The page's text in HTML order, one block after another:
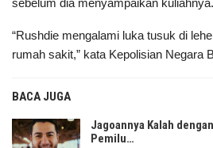
sebelum dia menyampaikan kuliahnya.
“Rushdie mengalami luka tusuk di
rumah sakit,” kata Kepolisian Negara
BACA JUGA
Jagoannya Kalah
Pemilu…